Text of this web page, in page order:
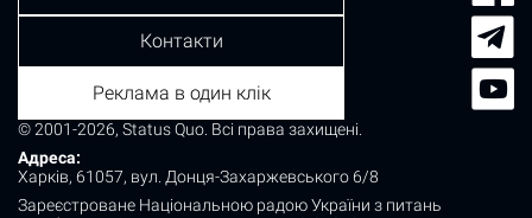
© 2001-2026, Status Quo. Всі права захищені.
Адреса:
Харків, 61057, вул. Донця-Захаржевського 6/8
Зареєстроване Національною радою України з питань
Контакти
Реклама в один клік